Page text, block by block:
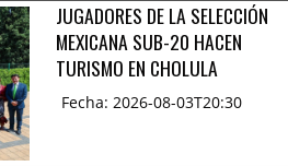
JUGADORES DE LA SELECCIÓN
MEXICANA SUB-20 HACEN
TURISMO EN CHOLULA
Fecha: 2026-08-03T20:30